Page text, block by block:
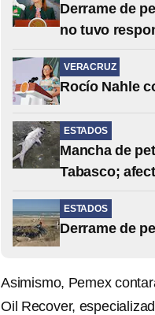
Derrame de
no tuvo
VERACRUZ
Rocío Nahle
ESTADOS
Mancha de
Tabasco;
ESTADOS
Derrame de
Asimismo, Pemex
Oil Recover,